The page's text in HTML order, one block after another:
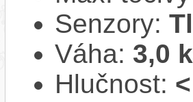
Senzory:
Váha: 3,0
Hlučnost: